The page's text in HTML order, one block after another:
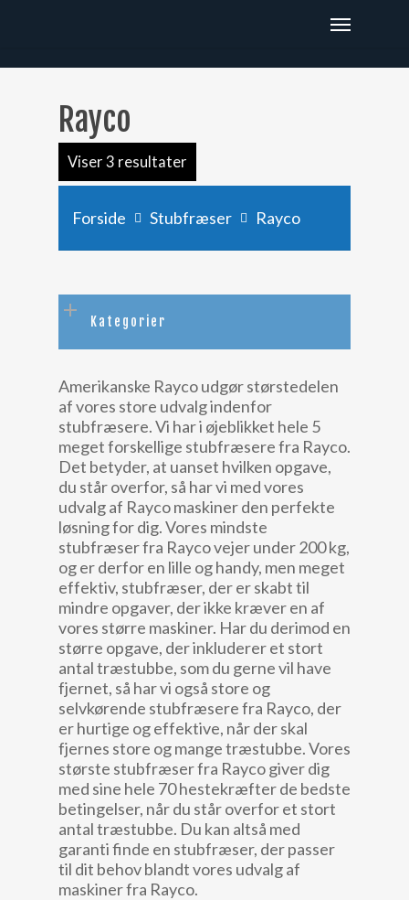
Rayco
Viser 3 resultater
Forside Stubfræser Rayco
Kategorier
Amerikanske Rayco udgør størstedelen
af vores store udvalg indenfor
stubfræsere. Vi har i øjeblikket hele 5
meget forskellige stubfræsere fra Rayco.
Det betyder, at uanset hvilken opgave,
du står overfor, så har vi med vores
udvalg af Rayco maskiner den perfekte
løsning for dig. Vores mindste
stubfræser fra Rayco vejer under 200 kg,
og er derfor en lille og handy, men meget
effektiv, stubfræser, der er skabt til
mindre opgaver, der ikke kræver en af
vores større maskiner. Har du derimod en
større opgave, der inkluderer et stort
antal træstubbe, som du gerne vil have
fjernet, så har vi også store og
selvkørende stubfræsere fra Rayco, der
er hurtige og effektive, når der skal
fjernes store og mange træstubbe. Vores
største stubfræser fra Rayco giver dig
med sine hele 70 hestekræfter de bedste
betingelser, når du står overfor et stort
antal træstubbe. Du kan altså med
garanti finde en stubfræser, der passer
til dit behov blandt vores udvalg af
maskiner fra Rayco.